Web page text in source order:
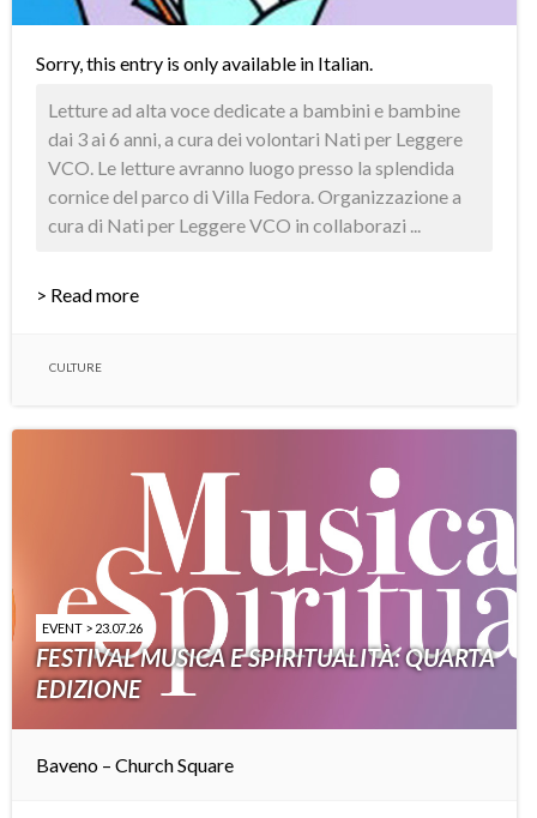
Sorry, this entry is only available in Italian.
Letture ad alta voce dedicate a bambini e bambine
dai 3 ai 6 anni, a cura dei volontari Nati per Leggere
VCO. Le letture avranno luogo presso la splendida
cornice del parco di Villa Fedora. Organizzazione a
cura di Nati per Leggere VCO in collaborazi ...
> Read more
CULTURE
EVENT > 23.07.26
FESTIVAL MUSICA E SPIRITUALITÀ: QUARTA
EDIZIONE
Baveno – Church Square